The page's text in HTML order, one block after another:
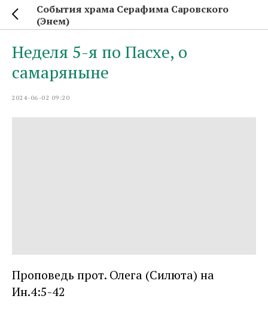
События храма Серафима Саровского
(Энем)
Неделя 5-я по Пасхе, о
самаряныне
2024-06-02 09:20
Проповедь прот. Олега (Силюта) на
Ин.4:5-42